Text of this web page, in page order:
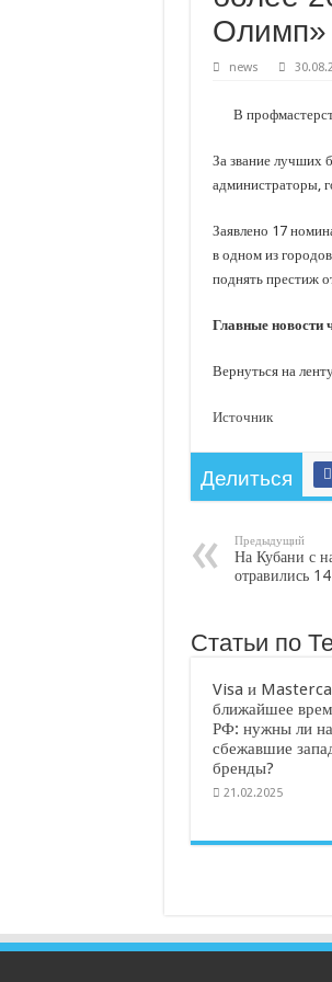
С нового учебного
В Краснодарском крае с
В городах и районах
Олимп»
news
В
За звание лучших
администраторы,
Заявлено 17
в одном из
поднять престиж
Главные новости
Вернуться на
Источник
Делиться
Предыдущий
На Кубани с
отравились
Статьи по
Visa и
ближайшее
РФ: нужны ли
сбежавшие
бренды?
21.02.2025